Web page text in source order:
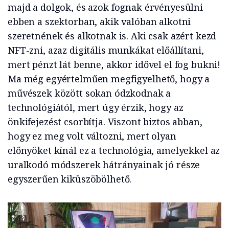
majd a dolgok, és azok fognak érvényesülni
ebben a szektorban, akik valóban alkotni
szeretnének és alkotnak is. Aki csak azért kezd
NFT-zni, azaz digitális munkákat előállítani,
mert pénzt lát benne, akkor idővel el fog bukni!
Ma még egyértelműen megfigyelhető, hogy a
művészek között sokan ódzkodnak a
technológiától, mert úgy érzik, hogy az
önkifejezést csorbítja. Viszont biztos abban,
hogy ez meg volt változni, mert olyan
előnyöket kínál ez a technológia, amelyekkel az
uralkodó módszerek hátrányainak jó része
egyszerűen kiküszöbölhető.